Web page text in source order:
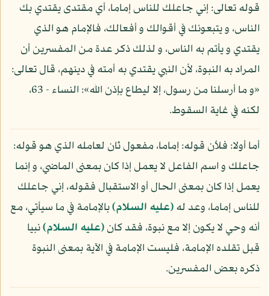
قوله تعالى: إني جاعلك للناس إماما، أي مقتدى يقتدي بك
الناس، و يتبعونك في أقوالك و أفعالك، فالإمام هو الذي
يقتدي و يأتم به الناس، و لذلك ذكر عدة من المفسرين أن
المراد به النبوة، لأن النبي يقتدي به أمته في دينهم، قال تعالى:
«و ما أرسلنا من رسول، إلا ليطاع بإذن الله»: النساء - 63،
لكنه في غاية السقوط.
أما أولا: فلأن قوله: إماما، مفعول ثان لعامله الذي هو قوله:
جاعلك و اسم الفاعل لا يعمل إذا كان بمعنى الماضي، و إنما
يعمل إذا كان بمعنى الحال أو الاستقبال فقوله، إني جاعلك
للناس إماما، وعد له(عليه السلام)بالإمامة في ما سيأتي، مع
أنه وحي لا يكون إلا مع نبوة، فقد كان(عليه السلام)نبيا
قبل تقلده الإمامة، فليست الإمامة في الآية بمعنى النبوة
ذكره بعض المفسرين.